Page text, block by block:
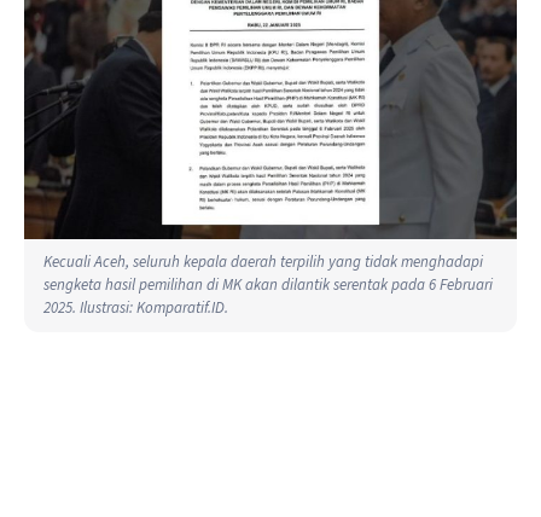
Kecuali Aceh, seluruh kepala daerah terpilih yang tidak menghadapi
sengketa hasil pemilihan di MK akan dilantik serentak pada 6 Februari
2025. Ilustrasi: Komparatif.ID.